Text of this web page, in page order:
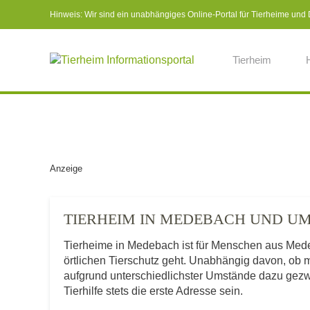
Hinweis: Wir sind ein unabhängiges Online-Portal für Tierheime
Tierheim
Anzeige
TIERHEIM IN MEDEBACH UND
Tierheime in Medebach ist für Menschen aus
örtlichen Tierschutz geht. Unabhängig davon, ob
aufgrund unterschiedlichster Umstände dazu
Tierhilfe stets die erste Adresse sein.